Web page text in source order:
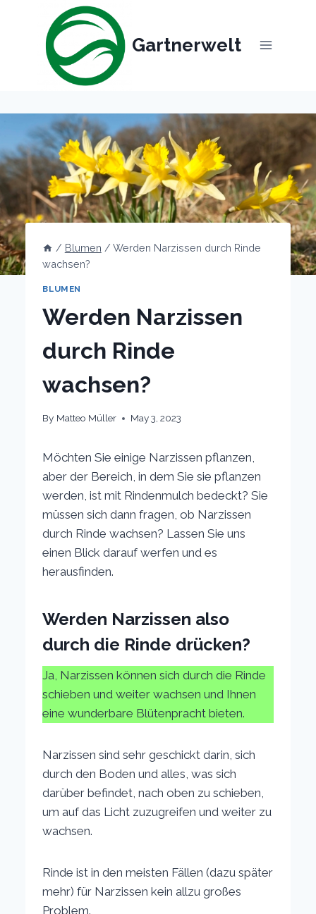
Gartnerwelt
/ Blumen / Werden Narzissen durch Rinde
wachsen?
BLUMEN
Werden Narzissen
durch Rinde
wachsen?
By Matteo Müller May 3, 2023
Möchten Sie einige Narzissen pflanzen,
aber der Bereich, in dem Sie sie pflanzen
werden, ist mit Rindenmulch bedeckt? Sie
müssen sich dann fragen, ob Narzissen
durch Rinde wachsen? Lassen Sie uns
einen Blick darauf werfen und es
herausfinden.
Werden Narzissen also
durch die Rinde drücken?
Ja, Narzissen können sich durch die Rinde
schieben und weiter wachsen und Ihnen
eine wunderbare Blütenpracht bieten.
Narzissen sind sehr geschickt darin, sich
durch den Boden und alles, was sich
darüber befindet, nach oben zu schieben,
um auf das Licht zuzugreifen und weiter zu
wachsen.
Rinde ist in den meisten Fällen (dazu später
mehr) für Narzissen kein allzu großes
Problem.